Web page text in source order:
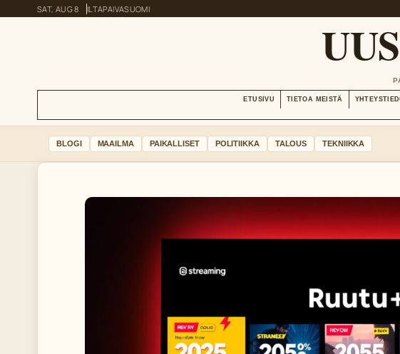
SAT, AUG 8 ILTAPAIVASUOMI
ETUSIVU TIETOA MEISTÄ
BLOGI MAAILMA PAIKALLISET POLITIIKKA TALOUS TEKNIIKKA